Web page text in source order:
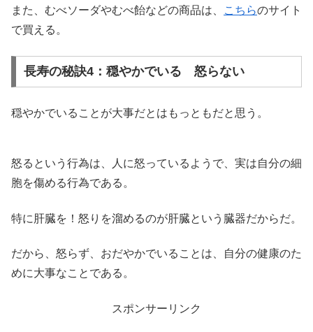
また、むべソーダやむべ飴などの商品は、 こちらのサイト
で買える。
長寿の秘訣4：穏やかでいる 怒らない
穏やかでいることが大事だとはもっともだと思う。
怒るという行為は、人に怒っているようで、実は自分の細
胞を傷める行為である。
特に肝臓を！怒りを溜めるのが肝臓という臓器だからだ。
だから、怒らず、おだやかでいることは、自分の健康のた
めに大事なことである。
スポンサーリンク